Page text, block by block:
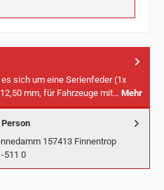
sich um eine Serienfeder (1x
mm, für Fahrzeuge mit… Mehr
157413 Finnentrop
511 0